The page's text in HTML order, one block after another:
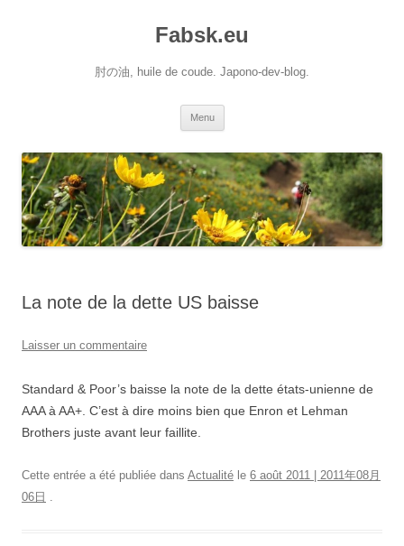
Fabsk.eu
肘の油, huile de coude. Japono-dev-blog.
Menu
La note de la dette US baisse
Laisser un commentaire
Standard & Poor’s baisse la note de la dette états-unienne de
AAA à AA+. C’est à dire moins bien que Enron et Lehman
Brothers juste avant leur faillite.
Cette entrée a été publiée dans Actualité le 6 août 2011 | 2011年08月
06日